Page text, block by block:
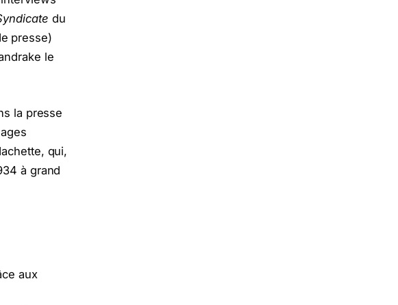
du
presse)
le
la presse
qui,
à grand
aux